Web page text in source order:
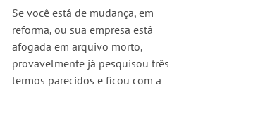
Se você está de mudança, em
reforma, ou sua empresa está
afogada em arquivo morto,
provavelmente já pesquisou três
termos parecidos e ficou com a